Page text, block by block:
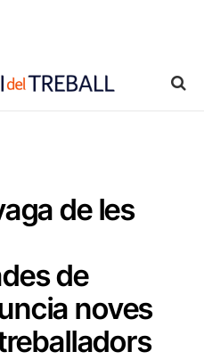
de les
de
noves